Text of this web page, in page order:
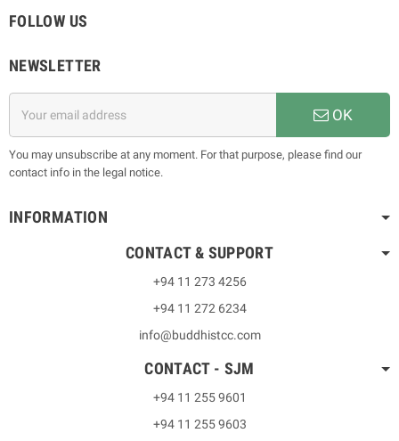
FOLLOW US
NEWSLETTER
OK
You may unsubscribe at any moment. For that purpose, please find our
contact info in the legal notice.
INFORMATION
CONTACT & SUPPORT
+94 11 273 4256
+94 11 272 6234
info@buddhistcc.com
CONTACT - SJM
+94 11 255 9601
+94 11 255 9603